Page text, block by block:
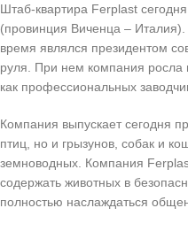
Штаб-квартира Ferplast
(провинция Виченца –
время являлся президентом
руля. При нем компания росла
как профессиональных
Компания выпускает сегодня
птиц, но и грызунов, собак и
земноводных. Компания
содержать животных в
полностью наслаждаться